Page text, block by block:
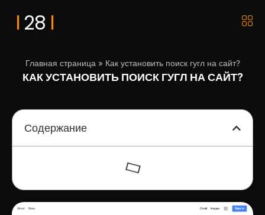
I 28 I
Главная страница » Как установить поиск гугл на сайт?
КАК УСТАНОВИТЬ ПОИСК ГУГЛ НА САЙТ?
Содержание